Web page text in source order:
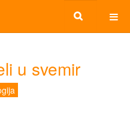
u svemir